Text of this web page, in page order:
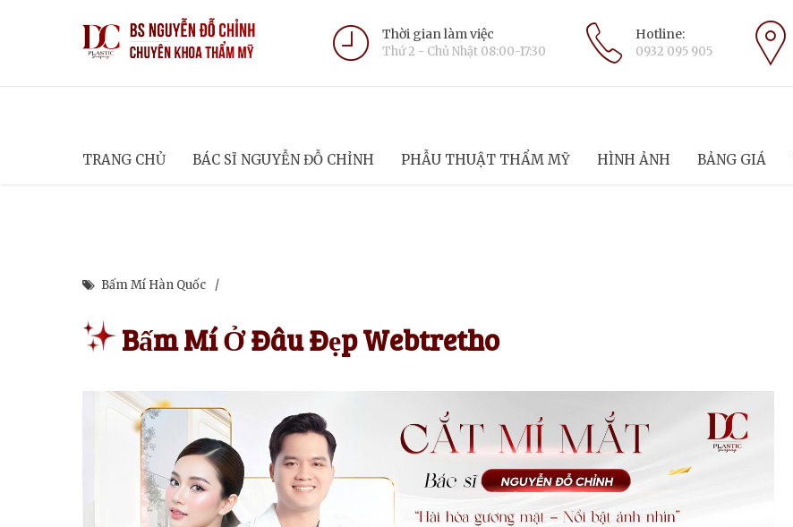
Thời gian làm việc
Thứ 2 - Chủ Nhật 08:00-17:30
Hotline:
0932 095 905
TRANG CHỦ BÁC SĨ NGUYỄN ĐỖ CHỈNH PHẪU THUẬT THẨM MỸ HÌNH ẢNH BẢNG GIÁ
Bấm Mí Hàn Quốc
Bấm Mí Ở Đâu Đẹp Webtretho